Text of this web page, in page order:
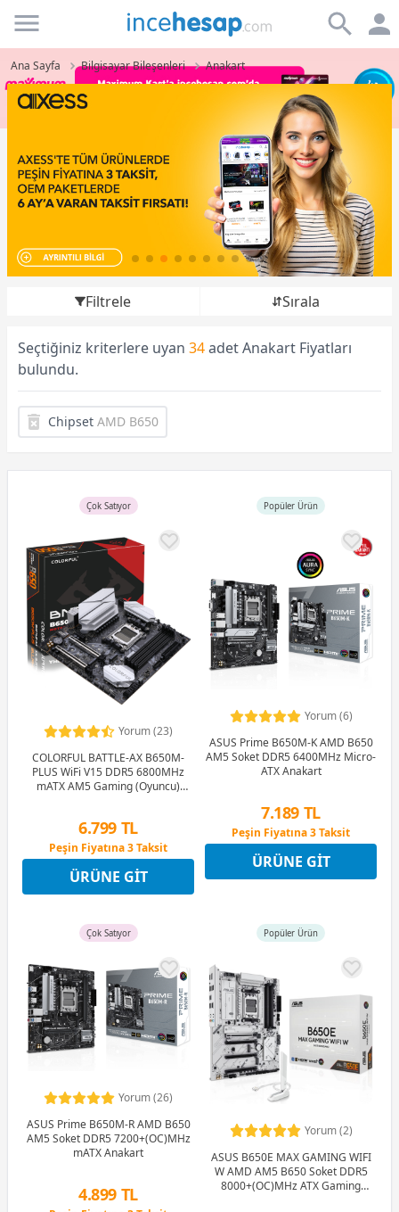
Incehesap
Ana Sayfa Bilgisayar Bileşenleri Anakart
Filtrele Sırala
Seçtiğiniz kriterlere uyan 34adet Anakart Fiyatları
bulundu.
Chipset AMD B650
Çok Satıyor
Yorum (23)
COLORFUL BATTLE-AX B650M-
PLUS WiFi V15 DDR5 6800MHz
mATX AM5 Gaming (Oyuncu)
6.799 TL
Peşin Fiyatına 3 Taksit
12 Ay x 800 TL taksitle
Peşin Fiyatına 3 Taksit
ÜRÜNE GIT
Popüler Ürün
Yorum (6)
ASUS Prime B650M-K AMD B650
AM5 Soket DDR5 6400MHz Micro-
ATX Anakart
7.189 TL
Peşin Fiyatına 3 Taksit
12 Ay x 846 TL taksitle
Peşin Fiyatına 3 Taksit
ÜRÜNE GIT
Çok Satıyor
Yorum (26)
ASUS Prime B650M-R AMD B650
AM5 Soket DDR5 7200+(OC)MHz
mATX Anakart
4.899 TL
Popüler Ürün
Yorum (2)
ASUS B650E MAX GAMING WIFI
W AMD AM5 B650 Soket DDR5
8000+(OC)MHz ATX Gaming